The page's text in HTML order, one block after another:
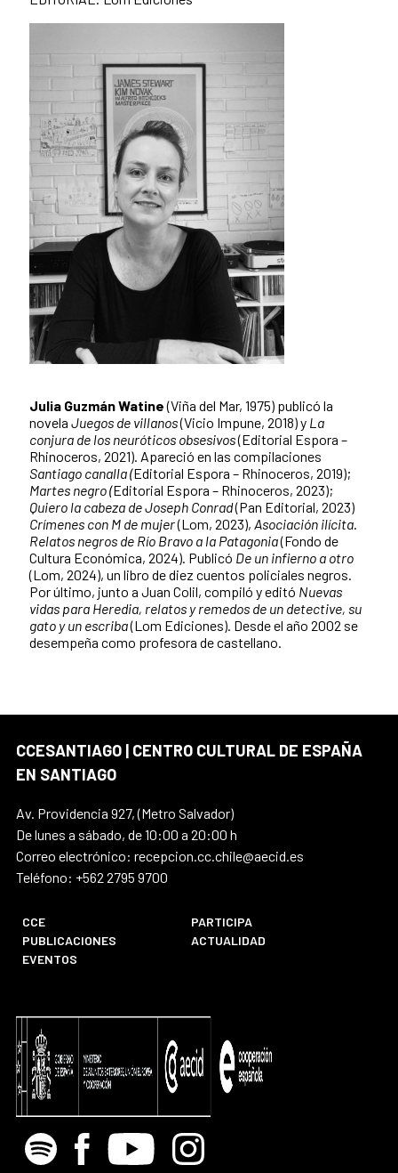
Julia Guzmán Watine(Viña del Mar, 1975) publicó la
novela Juegos de villanos(Vicio Impune, 2018) y La
conjura de los neuróticos obsesivos(Editorial Espora –
Rhinoceros, 2021). Apareció en las compilaciones
Santiago canalla (Editorial Espora – Rhinoceros, 2019);
Martes negro (Editorial Espora – Rhinoceros, 2023);
Quiero la cabeza de Joseph Conrad(Pan Editorial, 2023)
Crímenes con M de mujer(Lom, 2023), Asociación ilícita.
Relatos negros de Río Bravo a la Patagonia(Fondo de
Cultura Económica, 2024). Publicó De un infierno a otro
(Lom, 2024), un libro de diez cuentos policiales negros.
Por último, junto a Juan Colil, compiló y editó Nuevas
vidas para Heredia, relatos y remedos de un detective, su
gato y un escriba(Lom Ediciones). Desde el año 2002 se
desempeña como profesora de castellano.
CCESANTIAGO | CENTRO CULTURAL DE ESPAÑA
EN SANTIAGO
Av. Providencia 927, (Metro Salvador)
De lunes a sábado, de 10:00 a 20:00 h
Correo electrónico: recepcion.cc.chile@aecid.es
Teléfono: +562 2795 9700
CCE
PARTICIPA
PUBLICACIONES
ACTUALIDAD
EVENTOS
Spotify Facebook
Youtube Instagram